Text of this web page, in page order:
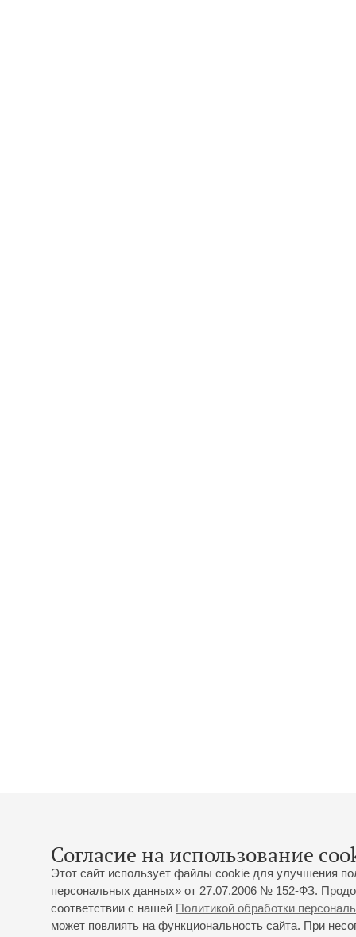
Согласие на использование
Этот сайт использует файлы cookie для улучшения
персональных данных» от 27.07.2006 № 152-ФЗ.
соответствии с нашей Политикой обработки
может повлиять на функциональность сайта. При